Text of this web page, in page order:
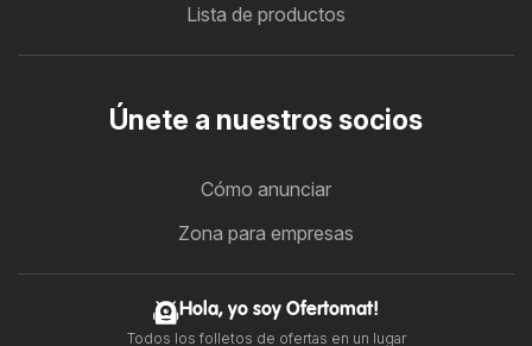
Lista de productos
Únete a nuestros socios
Cómo anunciar
Zona para empresas
Hola, yo soy Ofertomat!
Todos los folletos de ofertas en un lugar